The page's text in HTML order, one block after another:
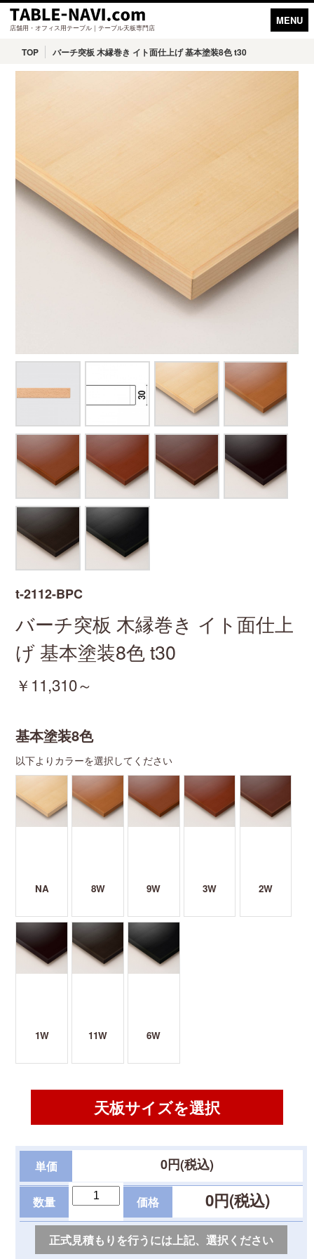
店舗用・オフィス用テーブル｜テーブル天板専門店
MENU
TOP バーチ突板 木縁巻き イト面仕上げ 基本塗装8色 t30
t-2112-BPC
バーチ突板 木縁巻き イト面仕上
げ 基本塗装8色t30
￥11,310～
基本塗装8色
以下よりカラーを選択してください
NA 8W 9W 3W 2W
1W 11W 6W
天板サイズを選択
単価 0円(税込)
数量 価格 0円(税込)